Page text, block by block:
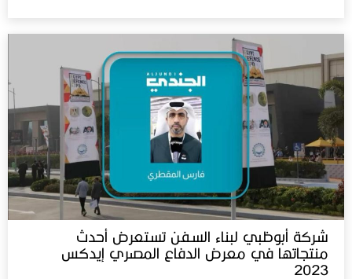
شركة أبوظبي لبناء السفن تستعرض أحدث
منتجاتها في معرض الدفاع المصري إيدكس‬⁩
2023